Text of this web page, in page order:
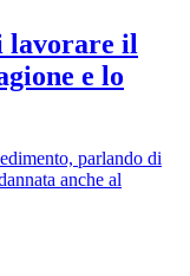
lavorare il
e lo
parlando di
anche al